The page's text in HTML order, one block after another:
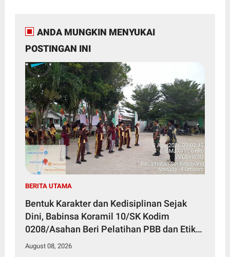
ANDA MUNGKIN MENYUKAI
POSTINGAN INI
BERITA UTAMA
Bentuk Karakter dan Kedisiplinan Sejak
Dini, Babinsa Koramil 10/SK Kodim
0208/Asahan Beri Pelatihan PBB dan Etika
Bagi Siswa MIN 7 Pertahanan
August 08, 2026